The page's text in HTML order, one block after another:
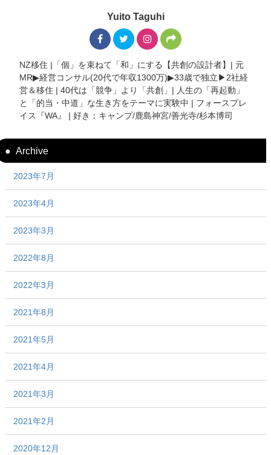
Yuito Taguhi
NZ移住 |「個」を束ねて「和」にする【共創の設計者】| 元
MR▶︎経営コンサル(20代で年収1300万)▶︎33歳で独立▶︎2社経
営＆移住 | 40代は「競争」より「共創」| 人生の「再起動」
と「的当・中道」な生き方をテーマに実験中 | フォースプレ
イス『WA』 | 好き：キャンプ/鹿島神宮/善光寺/杉本博司
Archive
2023年7月
2023年4月
2023年3月
2022年8月
2022年3月
2021年8月
2021年5月
2021年4月
2021年3月
2021年2月
2020年12月